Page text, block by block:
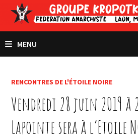
Passer
contenu
MENU
RENCONTRES DE L'ÉTOILE NOIRE
Vendredi 28 juin 2019 à
Lapointe sera à l’Etoile